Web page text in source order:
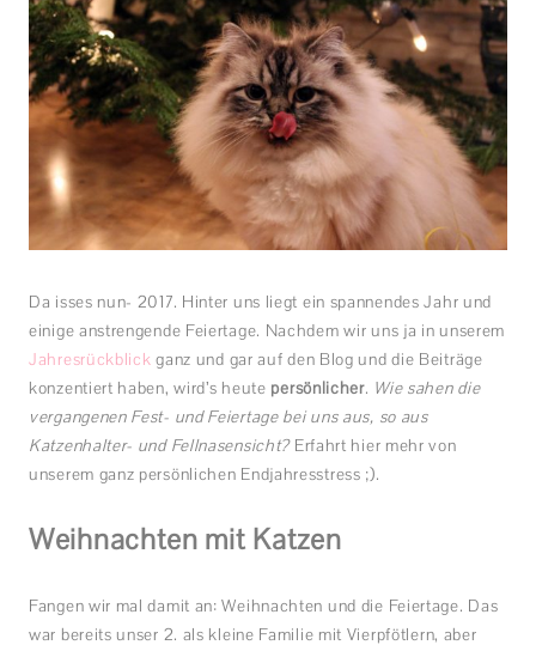
Da isses nun- 2017. Hinter uns liegt ein spannendes Jahr und
einige anstrengende Feiertage. Nachdem wir uns ja in unserem
Jahresrückblickganz und gar auf den Blog und die Beiträge
konzentiert haben, wird’s heute persönlicher. Wie sahen die
vergangenen Fest- und Feiertage bei uns aus, so aus
Katzenhalter- und Fellnasensicht?Erfahrt hier mehr von
unserem ganz persönlichen Endjahresstress ;).
Weihnachten mit Katzen
Fangen wir mal damit an: Weihnachten und die Feiertage. Das
war bereits unser 2. als kleine Familie mit Vierpfötlern, aber